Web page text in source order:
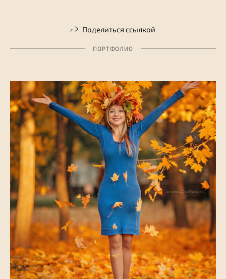
Поделиться ссылкой
ПОРТФОЛИО